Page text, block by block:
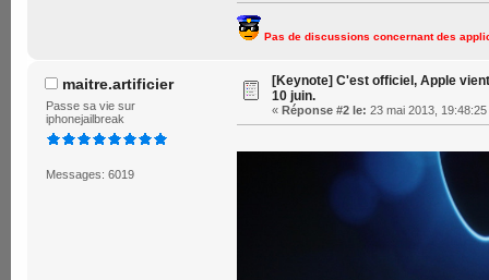
Pas de discussions concernant des
maitre.artificier
Passe sa vie sur
iphonejailbreak
Messages: 6019
[Keynote] C'est officiel, Apple
10 juin.
« Réponse #2 le: 23 mai 2013, 19:48:25